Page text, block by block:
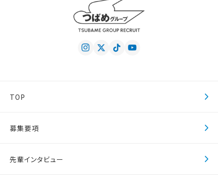
TOP
募集要項
先輩インタビュー